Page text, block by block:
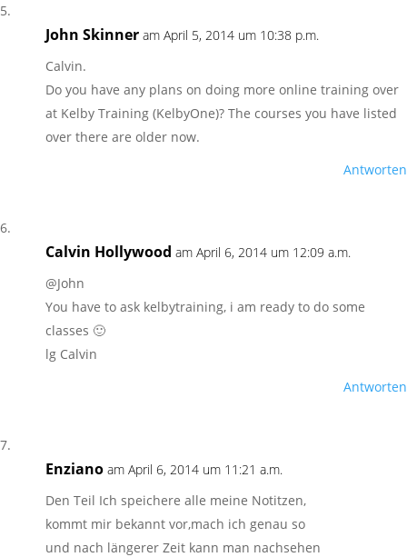
John Skinner am April 5, 2014 um 10:38 p.m.
Calvin.
Do you have any plans on doing more online training over
at Kelby Training (KelbyOne)? The courses you have listed
over there are older now.
Antworten
Calvin Hollywood am April 6, 2014 um 12:09 a.m.
@John
You have to ask kelbytraining, i am ready to do some
classes 🙂
lg Calvin
Antworten
Enziano am April 6, 2014 um 11:21 a.m.
Den Teil Ich speichere alle meine Notitzen,
kommt mir bekannt vor,mach ich genau so
und nach längerer Zeit kann man nachsehen